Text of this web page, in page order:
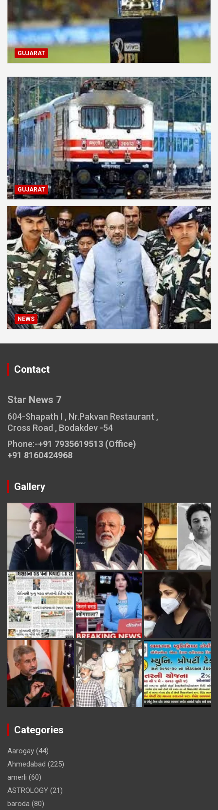
GUJARAT
GUJARAT
NEWS
Contact
Star News 7
604-Shapath I , Nr.Pakvan Restaurant ,
Cross Road , Bodakdev -54
Phone:-+91 7935619513 (Office)
+91 8160424968
Gallery
Categories
Aarogay (44)
Ahmedabad (225)
amerli (60)
ASTROLOGY (21)
baroda (80)